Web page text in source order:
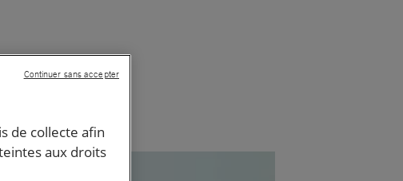
de collecte afin
aux droits
Continuer sans accepter